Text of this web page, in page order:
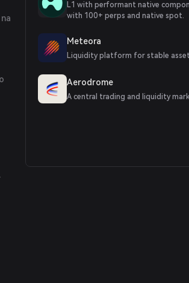
L1 with performant native
with 100+ perps and native spot.
Meteora
Liquidity platform for stable
Aerodrome
A central trading and liquidity